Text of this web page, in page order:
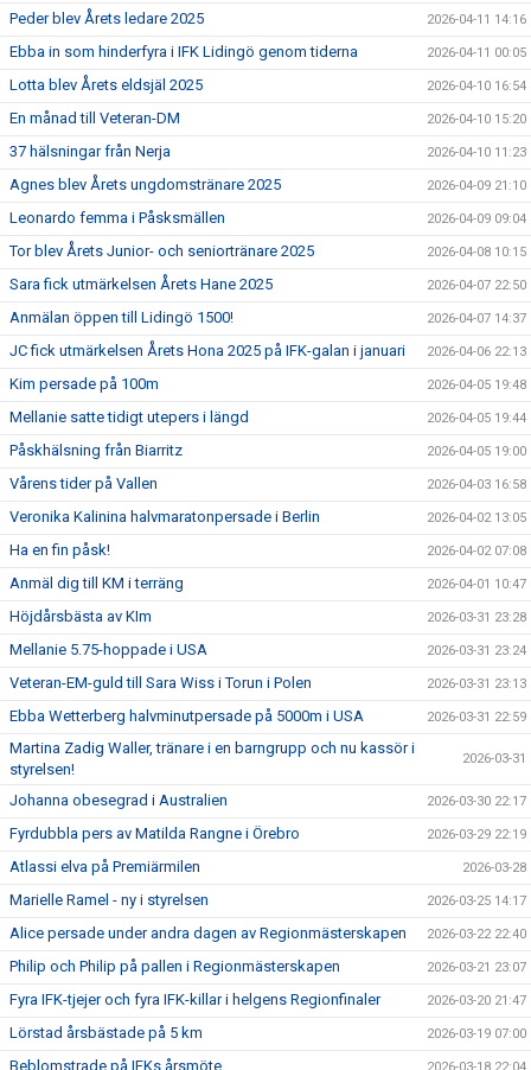
Peder blev Årets ledare 2025 2026-04-11 14:16
Ebba in som hinderfyra i IFK Lidingö genom tiderna 2026-04-11 00:05
Lotta blev Årets eldsjäl 2025 2026-04-10 16:54
En månad till Veteran-DM 2026-04-10 15:20
37 hälsningar från Nerja 2026-04-10 11:23
Agnes blev Årets ungdomstränare 2025 2026-04-09 21:10
Leonardo femma i Påsksmällen 2026-04-09 09:04
Tor blev Årets Junior- och seniortränare 2025 2026-04-08 10:15
Sara fick utmärkelsen Årets Hane 2025 2026-04-07 22:50
Anmälan öppen till Lidingö 1500! 2026-04-07 14:37
JC fick utmärkelsen Årets Hona 2025 på IFK-galan i januari 2026-04-06 22:13
Kim persade på 100m 2026-04-05 19:48
Mellanie satte tidigt utepers i längd 2026-04-05 19:44
Påskhälsning från Biarritz 2026-04-05 19:00
Vårens tider på Vallen 2026-04-03 16:58
Veronika Kalinina halvmaratonpersade i Berlin 2026-04-02 13:05
Ha en fin påsk! 2026-04-02 07:08
Anmäl dig till KM i terräng 2026-04-01 10:47
Höjdårsbästa av KIm 2026-03-31 23:28
Mellanie 5.75-hoppade i USA 2026-03-31 23:24
Veteran-EM-guld till Sara Wiss i Torun i Polen 2026-03-31 23:13
Ebba Wetterberg halvminutpersade på 5000m i USA 2026-03-31 22:59
Martina Zadig Waller, tränare i en barngrupp och nu kassör i
styrelsen!
2026-03-31
Johanna obesegrad i Australien 2026-03-30 22:17
Fyrdubbla pers av Matilda Rangne i Örebro 2026-03-29 22:19
Atlassi elva på Premiärmilen 2026-03-28
Marielle Ramel - ny i styrelsen 2026-03-25 14:17
Alice persade under andra dagen av Regionmästerskapen 2026-03-22 22:40
Philip och Philip på pallen i Regionmästerskapen 2026-03-21 23:07
Fyra IFK-tjejer och fyra IFK-killar i helgens Regionfinaler 2026-03-20 21:47
Lörstad årsbästade på 5 km 2026-03-19 07:00
Beblomstrade på IFKs årsmöte 2026-03-18 22:04